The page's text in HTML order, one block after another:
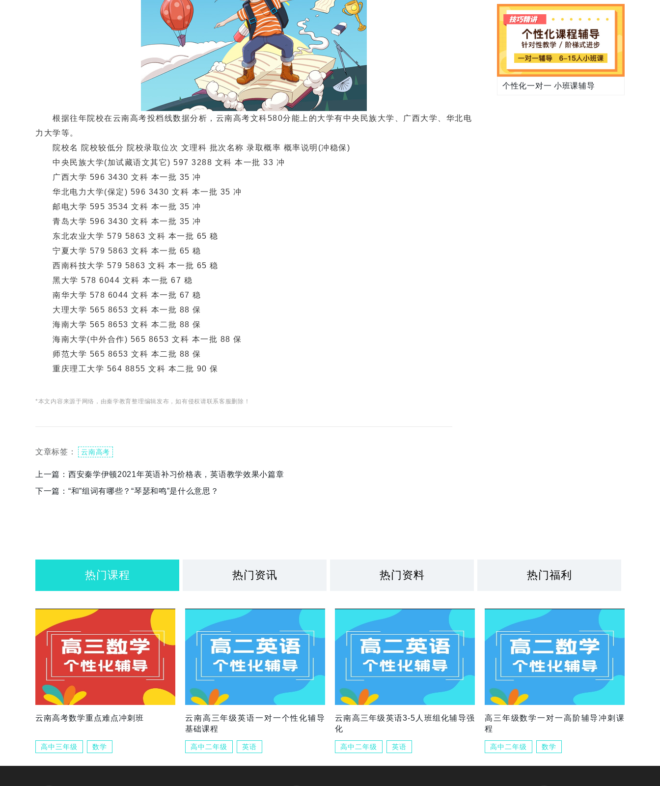
根据往年院校在云南高考投档线数据分析，云南高考文科580分能上的大学有中央民族大学、广西大学、华北电
力大学等。
院校名 院校较低分 院校录取位次 文理科 批次名称 录取概率 概率说明(冲稳保)
中央民族大学(加试藏语文其它) 597 3288 文科 本一批 33 冲
广西大学 596 3430 文科 本一批 35 冲
华北电力大学(保定) 596 3430 文科 本一批 35 冲
邮电大学 595 3534 文科 本一批 35 冲
青岛大学 596 3430 文科 本一批 35 冲
东北农业大学 579 5863 文科 本一批 65 稳
宁夏大学 579 5863 文科 本一批 65 稳
西南科技大学 579 5863 文科 本一批 65 稳
黑大学 578 6044 文科 本一批 67 稳
南华大学 578 6044 文科 本一批 67 稳
大理大学 565 8653 文科 本一批 88 保
海南大学 565 8653 文科 本二批 88 保
海南大学(中外合作) 565 8653 文科 本一批 88 保
师范大学 565 8653 文科 本二批 88 保
重庆理工大学 564 8855 文科 本二批 90 保
*本文内容来源于网络，由秦学教育整理编辑发布，如有侵权请联系客服删除！
文章标签： 云南高考
上一篇： 西安秦学伊顿2021年英语补习价格表，英语教学效果小篇章
下一篇： “和”组词有哪些？“琴瑟和鸣”是什么意思？
个性化一对一 小班课辅导
热门课程 热门资讯 热门资料 热门福利
云南高考数学重点难点冲刺班
高中三年级 数学
云南高三年级英语一对一个性化辅导
基础课程
高中二年级 英语
云南高三年级英语3-5人班组化辅导强
化
高中二年级 英语
高三年级数学一对一高阶辅导冲刺课
程
高中二年级 数学